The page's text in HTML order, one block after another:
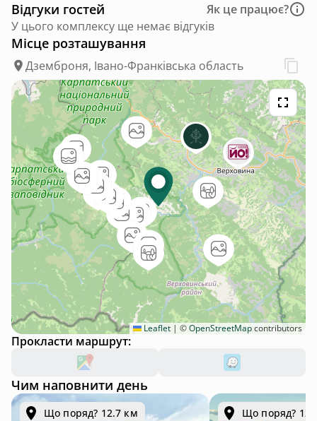
Відгуки гостей
Як це працює?
У цього комплексу ще немає відгуків
Місце розташування
Дземброня, Івано-Франківська область
Leaflet | ©OpenStreetMapcontributors
Прокласти маршрут:
Чим наповнити день
Що поряд? 12.7 км Що поряд?